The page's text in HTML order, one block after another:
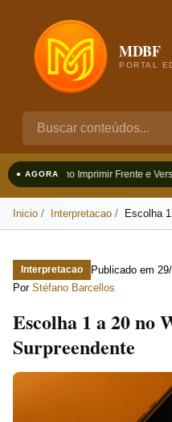
MDBF
PORTAL
● AGORAComo Imprimir Frente e
Inicio Interpretacao Escolha
Interpretacao Publicado em
Por Stéfano Barcellos
Escolha 1 a 20 no
Surpreendente